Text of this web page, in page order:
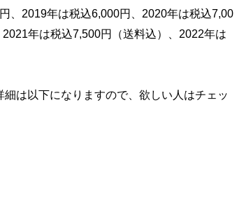
、2019年は税込6,000円、2020年は税込7,00
年は税込7,500円（送料込）、2022年は
は以下になりますので、欲しい人はチェッ